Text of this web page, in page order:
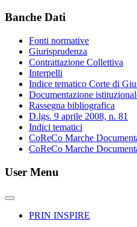
Banche Dati
Fonti normative
Giurisprudenza
Contrattazione Collettiva
Interpelli
Indice tematico Corte di
Documentazione
Rassegna bibliografica
D.lgs. 9 aprile 2008, n. 81
Indici tematici
CoReCo Marche
CoReCo Marche
User Menu
PRIN INSPIRE